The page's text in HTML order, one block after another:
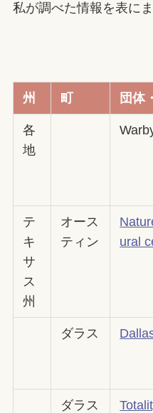
私が調べた情報を表に
州 町 団体
各
地
テ
キ
サ
ス
州
オース
ティン
ural
ダラス
ダラス